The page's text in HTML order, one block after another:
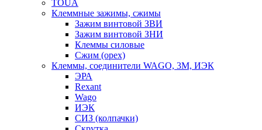
TOUA
Клеммные зажимы, сжимы
Зажим винтовой ЗВИ
Зажим винтовой ЗНИ
Клеммы силовые
Сжим (орех)
Клеммы, соединители WAGO, 3M, ИЭК
ЭРА
Rexant
Wago
ИЭК
СИЗ (колпачки)